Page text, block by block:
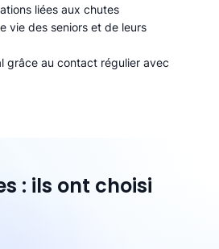
liées aux chutes
vie des seniors et de leurs
grâce au contact régulier avec
: ils ont choisi